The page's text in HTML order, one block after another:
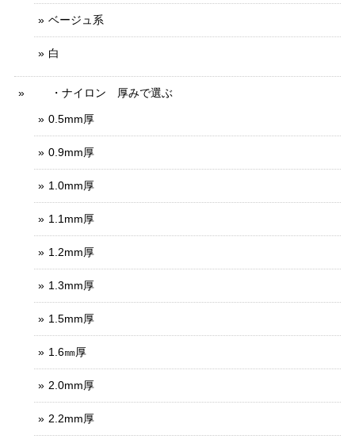
ベージュ系
白
・ナイロン 厚みで選ぶ
0.5mm厚
0.9mm厚
1.0mm厚
1.1mm厚
1.2mm厚
1.3mm厚
1.5mm厚
1.6㎜厚
2.0mm厚
2.2mm厚